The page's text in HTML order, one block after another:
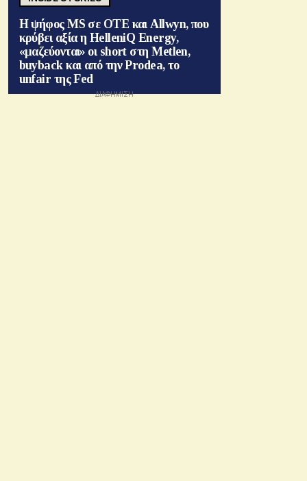
Η ψήφος MS σε ΟΤΕ και Allwyn, που
κρύβει αξία η HelleniQ Energy,
«μαζεύονται» οι short στη Metlen,
buyback και από την Prodea, το
unfair της Fed